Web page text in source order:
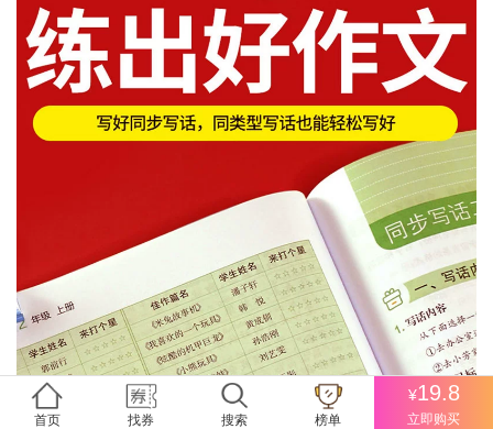
首页 找券 搜索 榜单
¥19.8
立即购买